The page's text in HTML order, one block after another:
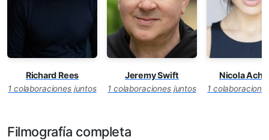
Richard Rees
1 colaboraciones juntos
Jeremy Swift
1 colaboraciones juntos
Nicola
1
Filmografía completa